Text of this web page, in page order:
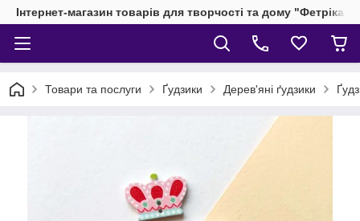
Інтернет-магазин товарів для творчості та дому "Фетріка"
Товари та послуги Ґудзики Дерев'яні ґудзики